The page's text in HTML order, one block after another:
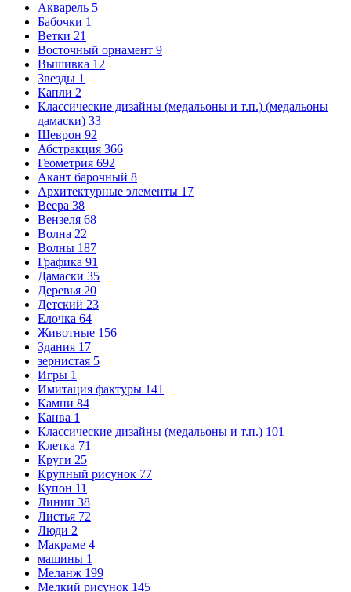
Акварель 5
Бабочки 1
Ветки 21
Восточный орнамент 9
Вышивка 12
Звезды 1
Капли 2
Классические дизайны (медальоны и т.п.) (медальоны
дамаски) 33
Шеврон 92
Абстракция 366
Геометрия 692
Акант барочный 8
Архитектурные элементы 17
Веера 38
Вензеля 68
Волна 22
Волны 187
Графика 91
Дамаски 35
Деревья 20
Детский 23
Елочка 64
Животные 156
Здания 17
зернистая 5
Игры 1
Имитация фактуры 141
Камни 84
Канва 1
Классические дизайны (медальоны и т.п.) 101
Клетка 71
Круги 25
Крупный рисунок 77
Купон 11
Линии 38
Листья 72
Люди 2
Макраме 4
машины 1
Меланж 199
Мелкий рисунок 145